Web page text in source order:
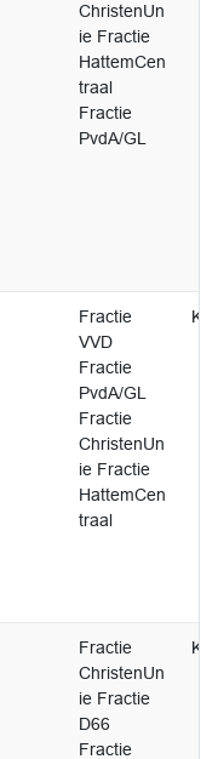
ChristenUn
ie Fractie
HattemCen
traal
Fractie
PvdA/GL
Fractie
VVD
Fractie
PvdA/GL
Fractie
ChristenUn
ie Fractie
HattemCen
traal
K.
Fractie
ChristenUn
ie Fractie
D66
Fractie
K.